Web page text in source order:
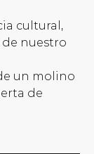
cultural,
nuestro
un molino
de